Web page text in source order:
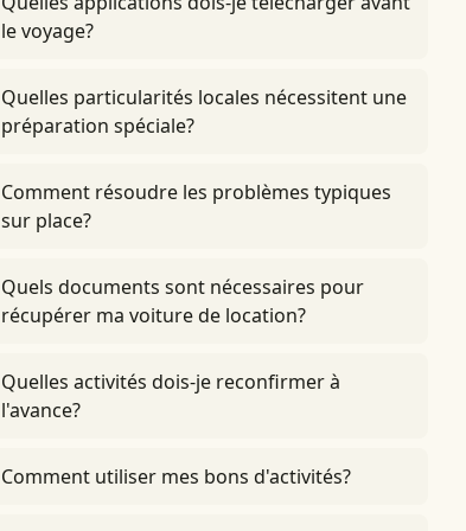
le voyage?
Quelles particularités locales nécessitent une
préparation spéciale?
Comment résoudre les problèmes typiques
sur place?
Quels documents sont nécessaires pour
récupérer ma voiture de location?
Quelles activités dois-je reconfirmer à
l'avance?
Comment utiliser mes bons d'activités?